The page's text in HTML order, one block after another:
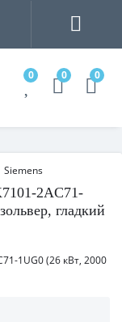
0 0 0
Siemens
2AC71-
гладкий